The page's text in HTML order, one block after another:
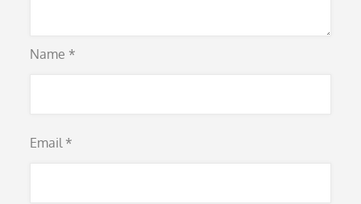
Name *
Email *